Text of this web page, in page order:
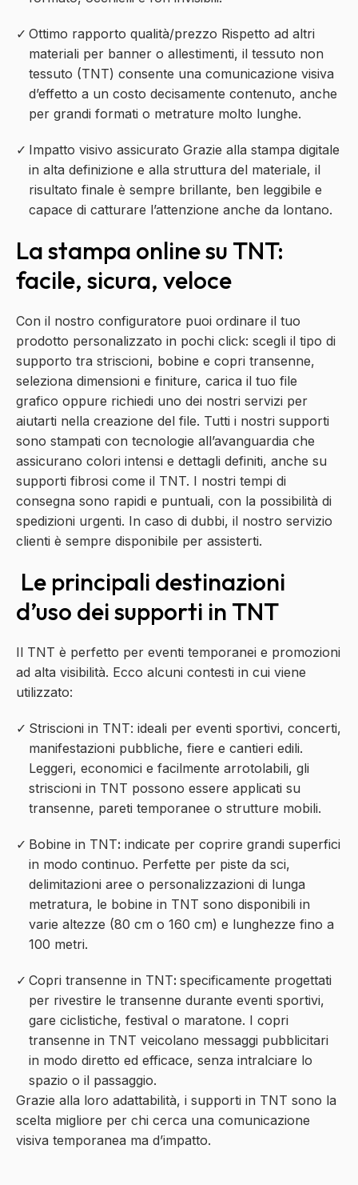
Ottimo rapporto qualità/prezzo Rispetto ad altri
materiali per banner o allestimenti, il tessuto non
tessuto (TNT) consente una comunicazione visiva
d’effetto a un costo decisamente contenuto, anche
per grandi formati o metrature molto lunghe.
Impatto visivo assicurato Grazie alla stampa digitale
in alta definizione e alla struttura del materiale, il
risultato finale è sempre brillante, ben leggibile e
capace di catturare l’attenzione anche da lontano.
La stampa online su TNT:
facile, sicura, veloce
Con il nostro configuratore puoi ordinare il tuo
prodotto personalizzato in pochi click: scegli il tipo di
supporto tra striscioni, bobine e copri transenne,
seleziona dimensioni e finiture, carica il tuo file
grafico oppure richiedi uno dei nostri servizi per
aiutarti nella creazione del file. Tutti i nostri supporti
sono stampati con tecnologie all’avanguardia che
assicurano colori intensi e dettagli definiti, anche su
supporti fibrosi come il TNT. I nostri tempi di
consegna sono rapidi e puntuali, con la possibilità di
spedizioni urgenti. In caso di dubbi, il nostro servizio
clienti è sempre disponibile per assisterti.
Le principali destinazioni
d’uso dei supporti in TNT
Il TNT è perfetto per eventi temporanei e promozioni
ad alta visibilità. Ecco alcuni contesti in cui viene
utilizzato:
Striscioni in TNT: ideali per eventi sportivi, concerti,
manifestazioni pubbliche, fiere e cantieri edili.
Leggeri, economici e facilmente arrotolabili, gli
striscioni in TNT possono essere applicati su
transenne, pareti temporanee o strutture mobili.
Bobine in TNT: indicate per coprire grandi superfici
in modo continuo. Perfette per piste da sci,
delimitazioni aree o personalizzazioni di lunga
metratura, le bobine in TNT sono disponibili in
varie altezze (80 cm o 160 cm) e lunghezze fino a
100 metri.
Copri transenne in TNT: specificamente progettati
per rivestire le transenne durante eventi sportivi,
gare ciclistiche, festival o maratone. I copri
transenne in TNT veicolano messaggi pubblicitari
in modo diretto ed efficace, senza intralciare lo
spazio o il passaggio.
Grazie alla loro adattabilità, i supporti in TNT sono la
scelta migliore per chi cerca una comunicazione
visiva temporanea ma d’impatto.